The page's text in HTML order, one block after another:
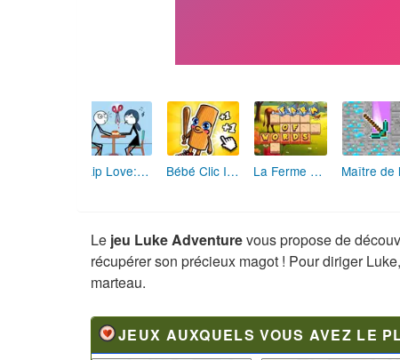
Skip Love: L'Amour en Péril Bébé Clic Italien: La Folie des Petits Bambins La Ferme des Mots - Cultivez votre Vocabulaire
Le jeu Luke Adventurevous propose de
récupérer son précieux magot ! Pour diriger
marteau.
JEUX AUXQUELS VOUS AVEZ LE